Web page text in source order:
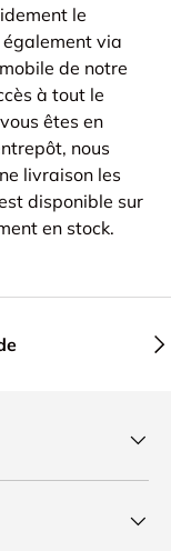
le
via
de notre
à tout le
êtes en
nous
livraison les
disponible sur
en stock.